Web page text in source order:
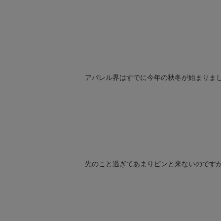
アパレル界はすでに今年の秋冬が始まりま
先のこと過ぎてあまりピンと来ないのです